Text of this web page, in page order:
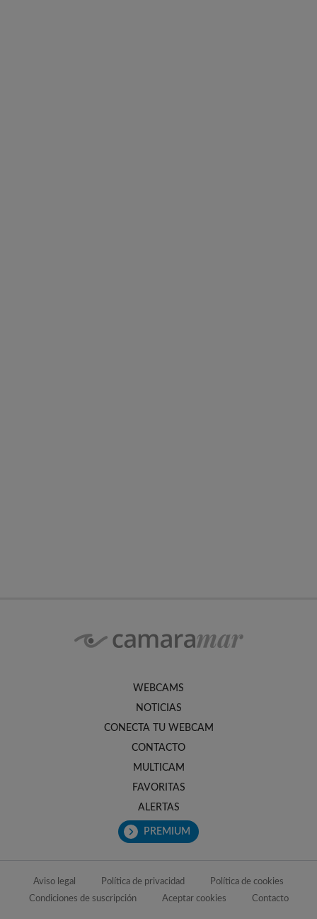
WEBCAMS
NOTICIAS
CONECTA TU WEBCAM
CONTACTO
MULTICAM
FAVORITAS
ALERTAS
PREMIUM
Aviso legal Política de privacidad
Política de cookies
Condiciones de suscripción
Aceptar cookies Contacto